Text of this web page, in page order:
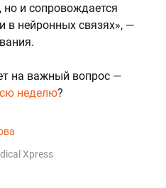
но и сопровождается
нейронных связях», —
на важный вопрос —
неделю?
Xpress